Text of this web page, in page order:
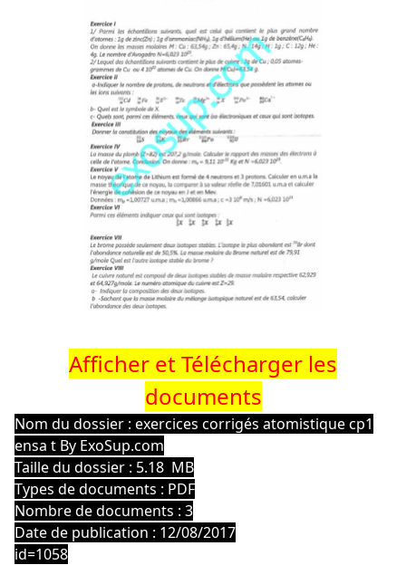
Afficher et Télécharger les
documents
Nom du dossier : exercices corrigés atomistique cp1
ensa t By ExoSup.com
Taille du dossier : 5.18 MB
Types de documents : PDF
Nombre de documents : 3
Date de publication : 12/08/2017
id=1058